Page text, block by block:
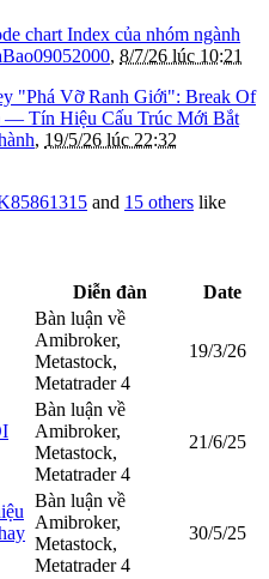
chart Index của nhóm ngành
, 8/7/26 lúc 10:21
"Phá Vỡ Ranh Giới": Break Of
— Tín Hiệu Cấu Trúc Mới Bắt
, 19/5/26 lúc 22:32
and 15 others like
Diễn đàn
Date
Bàn luận về
Amibroker,
Metastock,
Metatrader 4
19/3/26
Bàn luận về
Amibroker,
Metastock,
Metatrader 4
21/6/25
Bàn luận về
Amibroker,
Metastock,
Metatrader 4
30/5/25